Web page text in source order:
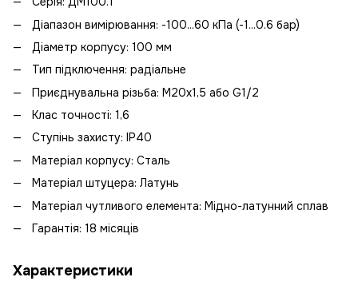
Діапазон вимірювання: -100...60 кПа (-1...0.6 бар)
Діаметр корпусу: 100 мм
Тип підключення: радіальне
Приєднувальна різьба: М20х1,5 або G1/2
Клас точності: 1,6
Ступінь захисту: IP40
Матеріал корпусу: Сталь
Матеріал штуцера: Латунь
Матеріал чутливого елемента: Мідно-латунний сплав
Гарантія: 18 місяців
Характеристики